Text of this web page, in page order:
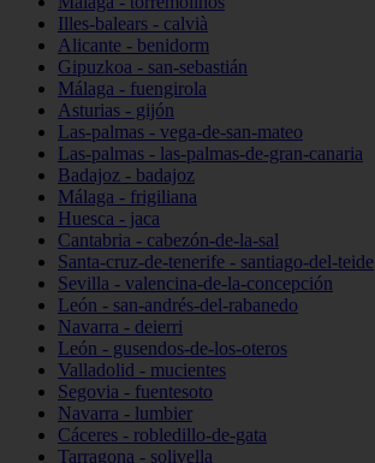
Illes-balears - calvià
Alicante - benidorm
Gipuzkoa - san-sebastián
Málaga - fuengirola
Asturias - gijón
Las-palmas - vega-de-san-mateo
Las-palmas - las-palmas-de-gran-canaria
Badajoz - badajoz
Málaga - frigiliana
Huesca - jaca
Cantabria - cabezón-de-la-sal
Santa-cruz-de-tenerife - santiago-del-teide
Sevilla - valencina-de-la-concepción
León - san-andrés-del-rabanedo
Navarra - deierri
León - gusendos-de-los-oteros
Valladolid - mucientes
Segovia - fuentesoto
Navarra - lumbier
Cáceres - robledillo-de-gata
Tarragona - solivella